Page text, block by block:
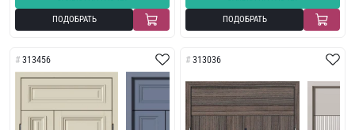
ПОДОБРАТЬ ПОДОБРАТЬ
313456 313036